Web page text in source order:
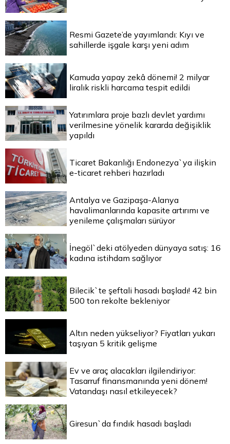
Resmi Gazete’de yayımlandı: Kıyı ve
sahillerde işgale karşı yeni adım
Kamuda yapay zekâ dönemi! 2 milyar
liralık riskli harcama tespit edildi
Yatırımlara proje bazlı devlet yardımı
verilmesine yönelik kararda değişiklik
yapıldı
Ticaret Bakanlığı Endonezya`ya ilişkin
e-ticaret rehberi hazırladı
Antalya ve Gazipaşa-Alanya
havalimanlarında kapasite artırımı ve
yenileme çalışmaları sürüyor
İnegöl`deki atölyeden dünyaya satış: 16
kadına istihdam sağlıyor
Bilecik`te şeftali hasadı başladı! 42 bin
500 ton rekolte bekleniyor
Altın neden yükseliyor? Fiyatları yukarı
taşıyan 5 kritik gelişme
Ev ve araç alacakları ilgilendiriyor:
Tasarruf finansmanında yeni dönem!
Vatandaşı nasıl etkileyecek?
Giresun`da fındık hasadı başladı